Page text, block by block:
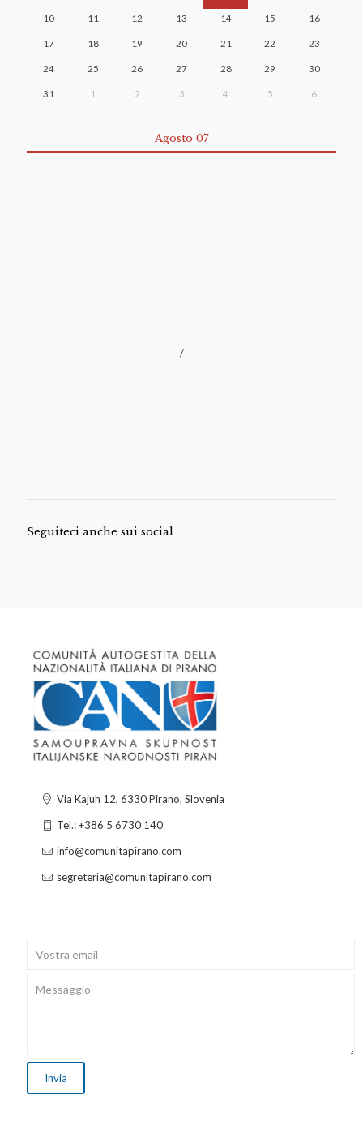
10 11 12 13 14 15 16
17 18 19 20 21 22 23
24 25 26 27 28 29 30
31 1 2 3 4 5 6
Agosto 07
/
Seguiteci anche sui social
Via Kajuh 12, 6330 Pirano, Slovenia
Tel.: +386 5 6730 140
info@comunitapirano.com
segreteria@comunitapirano.com